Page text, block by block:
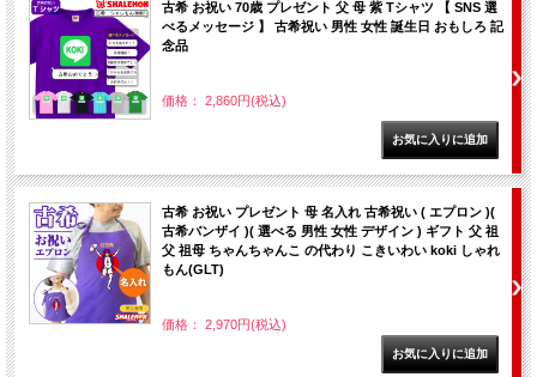
古希 お祝い 70歳 プレゼント 父 母 紫 Tシャツ 【 SNS 選
べるメッセージ 】 古希祝い 男性 女性 誕生日 おもしろ 記
念品
価格： 2,860円(税込)
古希 お祝い プレゼント 母 名入れ 古希祝い ( エプロン )(
古希バンザイ )( 選べる 男性 女性 デザイン ) ギフト 父 祖
父 祖母 ちゃんちゃんこ の代わり こきいわい koki しゃれ
もん(GLT)
価格： 2,970円(税込)